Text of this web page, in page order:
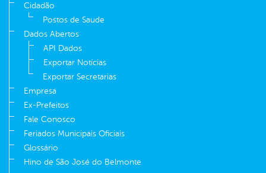
Cidadão
Postos de Saude
Dados Abertos
API Dados
Exportar Notícias
Exportar Secretarias
Empresa
Ex-Prefeitos
Fale Conosco
Feriados Municipais Oficiais
Glossário
Hino de São José do Belmonte